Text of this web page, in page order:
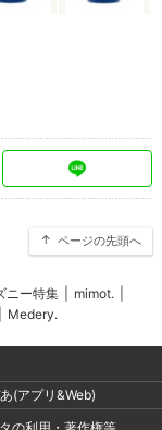
ページの先頭へ
ニー特集 mimot.
Medery.
(アプリ&Web)